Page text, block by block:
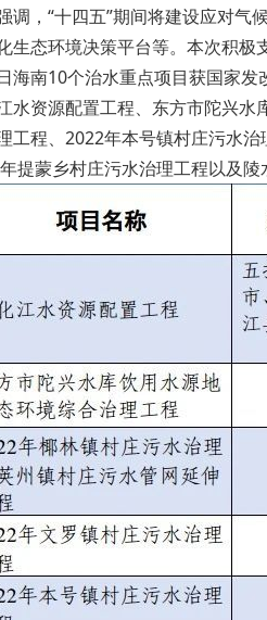
调，“十四五”期间将建设应对
生态环境决策平台等。本次积极
海南10个治水重点项目获国家发
水资源配置工程、东方市陀兴
工程、2022年本号镇村庄污水
提蒙乡村庄污水治理工程以及